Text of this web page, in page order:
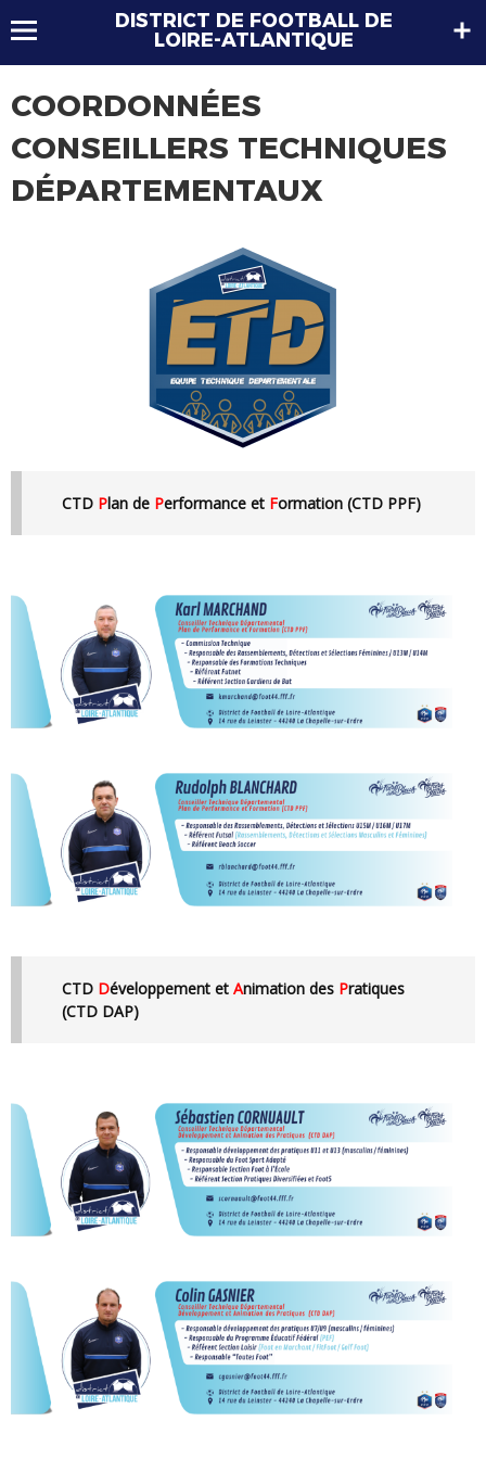
DISTRICT DE FOOTBALL DE
LOIRE-ATLANTIQUE
COORDONNÉES
CONSEILLERS TECHNIQUES
DÉPARTEMENTAUX
CTD Plan de Performance et Formation (CTD PPF)
CTD Développement et Animation des Pratiques
(CTD DAP)